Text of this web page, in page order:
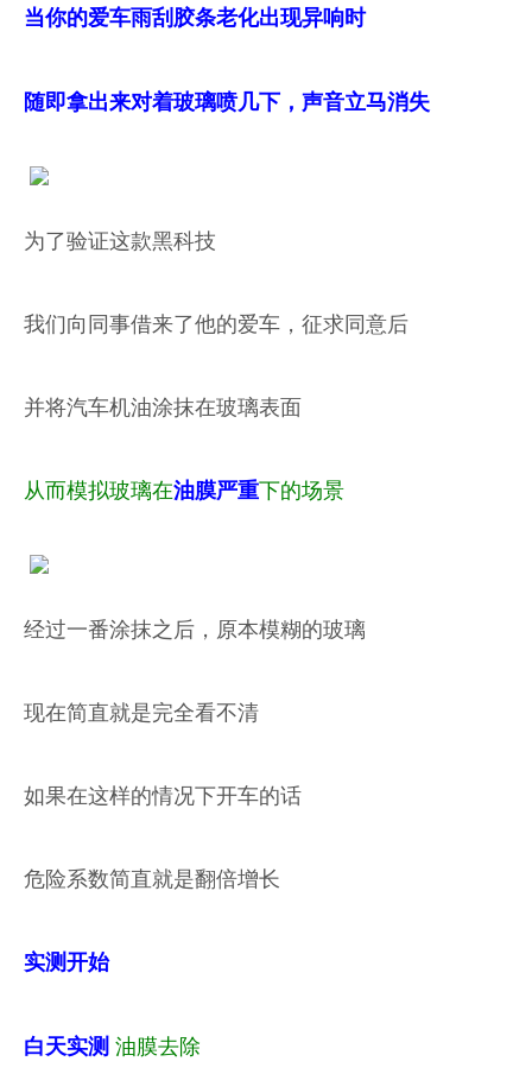
当你的爱车雨刮胶条老化出现异响时
随即拿出来对着玻璃喷几下，声音立马消失
为了验证这款黑科技
我们向同事借来了他的爱车，征求同意后
并将汽车机油涂抹在玻璃表面
从而模拟玻璃在油膜严重下的场景
经过一番涂抹之后，原本模糊的玻璃
现在简直就是完全看不清
如果在这样的情况下开车的话
危险系数简直就是翻倍增长
实测开始
白天实测油膜去除